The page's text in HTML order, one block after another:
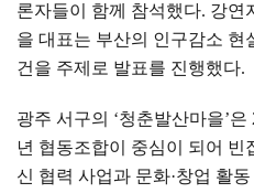
론자들이 함께 참석했다. 강연
을 대표는 부산의 인구감소 현
건을 주제로 발표를 진행했다.
광주 서구의 ‘청춘발산마을’은
년 협동조합이 중심이 되어 빈
신 협력 사업과 문화·창업 활